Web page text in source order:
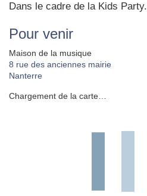
Dans le cadre de la Kids Par­ty.
Pour venir
Maison de la musique
8 rue des anciennes mairie
Nanterre
Chargement de la carte…